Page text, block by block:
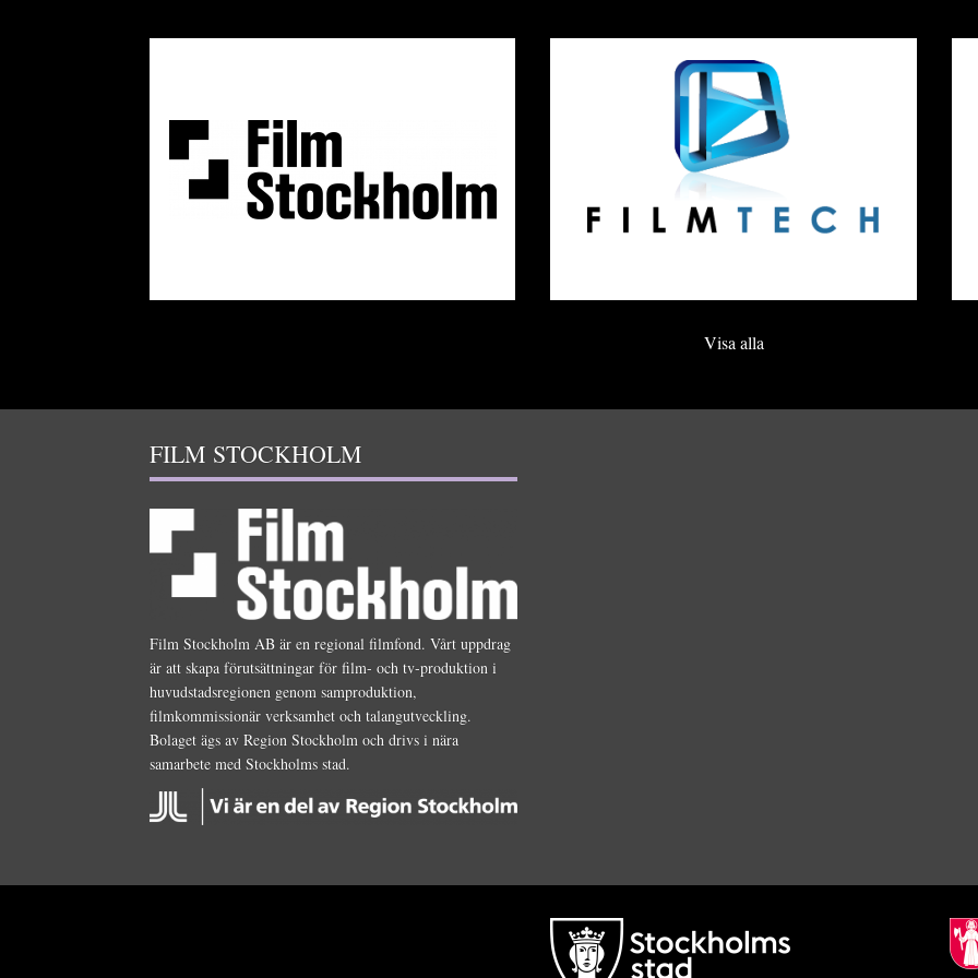
Visa alla
FILM STOCKHOLM
Film Stockholm AB är en regional filmfond. Vårt uppdrag
är att skapa förutsättningar för film- och tv-produktion i
huvudstadsregionen genom samproduktion,
filmkommissionär verksamhet och talangutveckling.
Bolaget ägs av Region Stockholm och drivs i nära
samarbete med Stockholms stad.